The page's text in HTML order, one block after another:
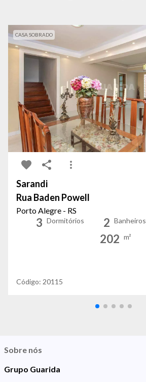
CASA SOBRADO
Sarandi
Rua Baden Powell
Porto Alegre - RS
3 Dormitórios 2 Banheiros
202 m²
Código: 20115
Sobre nós
Grupo Guarida